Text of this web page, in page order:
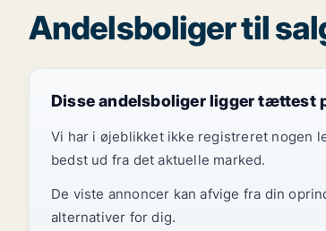
Andelsboliger til
Disse andelsboliger ligger tættest
Vi har i øjeblikket ikke registreret nogen
bedst ud fra det aktuelle marked.
De viste annoncer kan afvige fra din
alternativer for dig.